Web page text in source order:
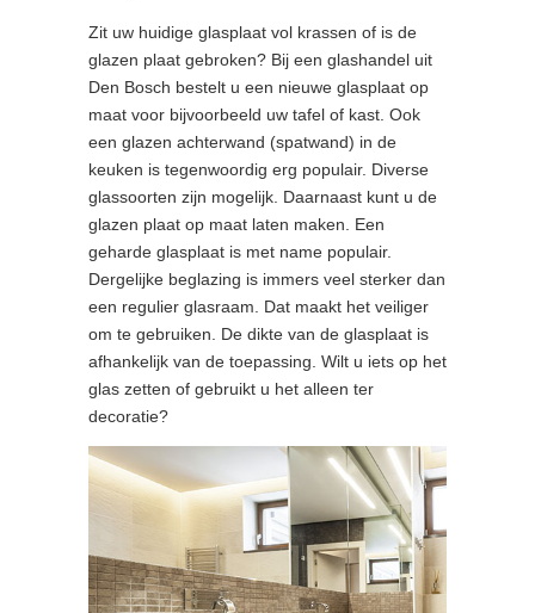
Zit uw huidige glasplaat vol krassen of is de
glazen plaat gebroken? Bij een glashandel uit
Den Bosch bestelt u een nieuwe glasplaat op
maat voor bijvoorbeeld uw tafel of kast. Ook
een glazen achterwand (spatwand) in de
keuken is tegenwoordig erg populair. Diverse
glassoorten zijn mogelijk. Daarnaast kunt u de
glazen plaat op maat laten maken. Een
geharde glasplaat is met name populair.
Dergelijke beglazing is immers veel sterker dan
een regulier glasraam. Dat maakt het veiliger
om te gebruiken. De dikte van de glasplaat is
afhankelijk van de toepassing. Wilt u iets op het
glas zetten of gebruikt u het alleen ter
decoratie?